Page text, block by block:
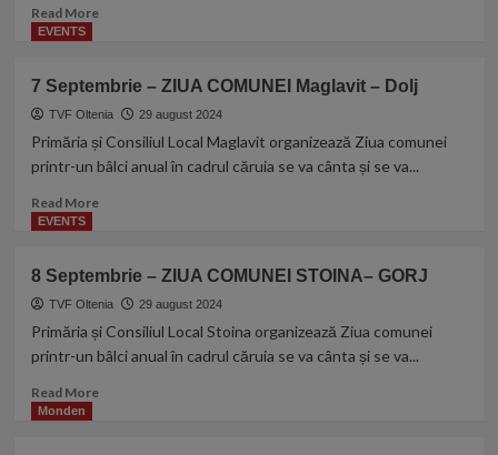
Read MoreRead
8
Septembrie
2024
va
la
din
judetul
Dolj
cu
LIVE
EVENTS
7 Septembrie – ZIUA COMUNEI Maglavit – Dolj
TVF Oltenia 29 august 2024
Primăria și Consiliul Local Maglavit organizează Ziua comunei
printr-un bâlci anual în cadrul căruia se va cânta și se va...
Read MoreRead
Septembrie
–
ZIUA
COMUNEI
–
EVENTS
8 Septembrie – ZIUA COMUNEI STOINA– GORJ
TVF Oltenia 29 august 2024
Primăria și Consiliul Local Stoina organizează Ziua comunei
printr-un bâlci anual în cadrul căruia se va cânta și se va...
Read MoreRead
Monden